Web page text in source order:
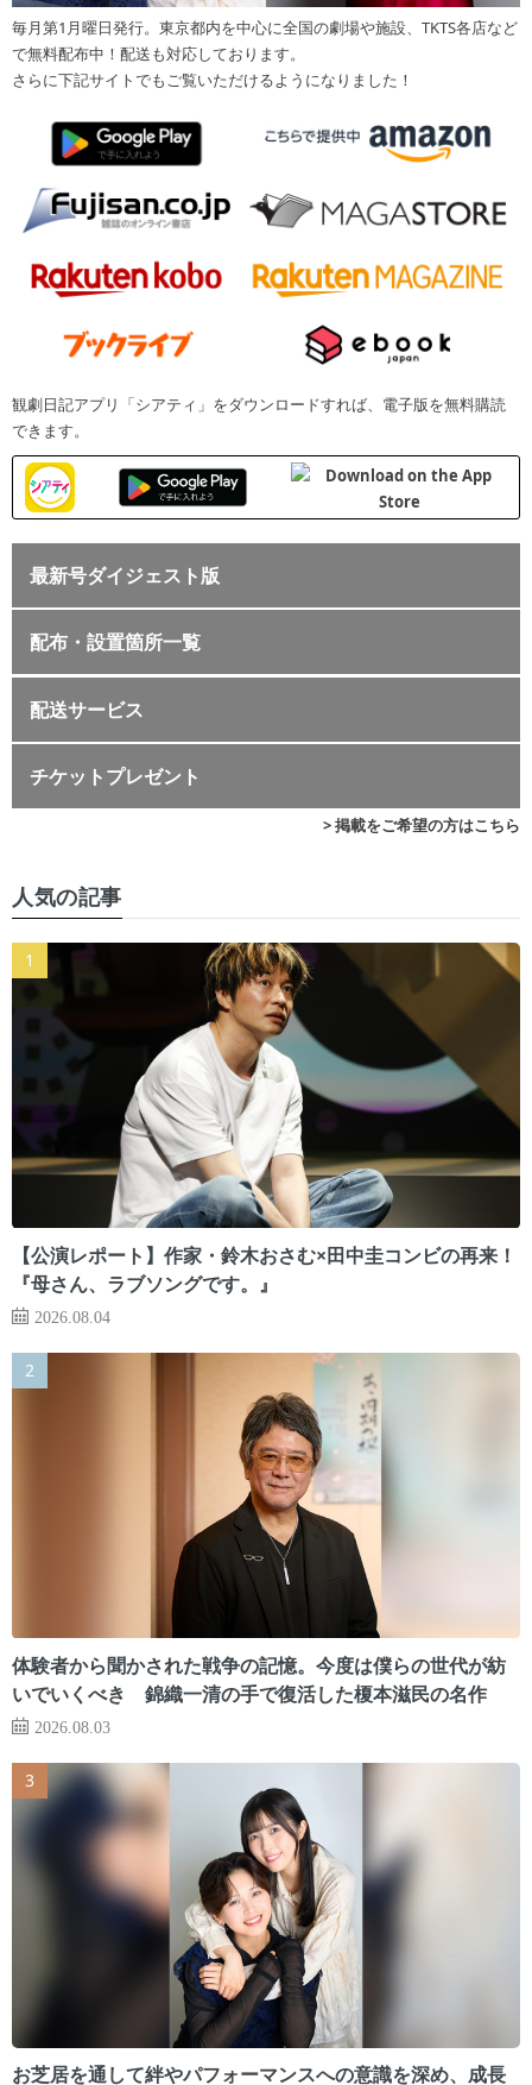
毎月第1月曜日発行。東京都内を中心に全国の劇場や施設、TKTS各店など
で無料配布中！配送も対応しております。
さらに下記サイトでもご覧いただけるようになりました！
観劇日記アプリ「シアティ」をダウンロードすれば、電子版を無料購読
できます。
最新号ダイジェスト版
配布・設置箇所一覧
配送サービス
チケットプレゼント
> 掲載をご希望の方はこちら
人気の記事
【公演レポート】作家・鈴木おさむ×田中圭コンビの再来！
『母さん、ラブソングです。』
2026.08.04
体験者から聞かされた戦争の記憶。今度は僕らの世代が紡
いでいくべき 錦織一清の手で復活した榎本滋民の名作
2026.08.03
お芝居を通して絆やパフォーマンスへの意識を深め、成長